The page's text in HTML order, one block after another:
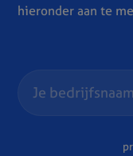
hieronder aan te